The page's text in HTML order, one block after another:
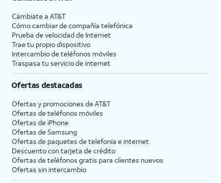
Cámbiate a AT&T
Cómo cambiar de compañía telefónica
Prueba de velocidad de Internet
Trae tu propio dispositivo
Intercambio de teléfonos móviles
Traspasa tu servicio de internet
Ofertas destacadas
Ofertas y promociones de AT&T
Ofertas de teléfonos móviles
Ofertas de iPhone
Ofertas de Samsung
Ofertas de paquetes de telefonía e internet
Descuento con tarjeta de crédito
Ofertas de teléfonos gratis para clientes nuevos
Ofertas sin intercambio